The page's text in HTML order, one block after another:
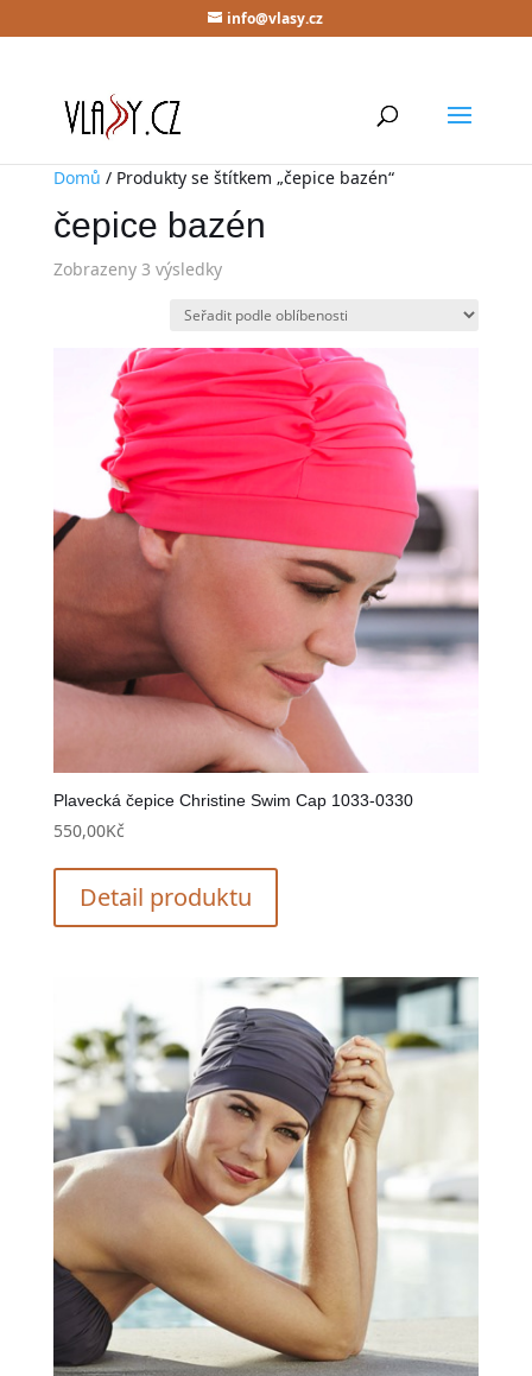
info@vlasy.cz
Domů / Produkty se štítkem „čepice bazén“
čepice bazén
Zobrazeny 3 výsledky
Plavecká čepice Christine Swim Cap 1033-0330
550,00Kč
Detail produktu